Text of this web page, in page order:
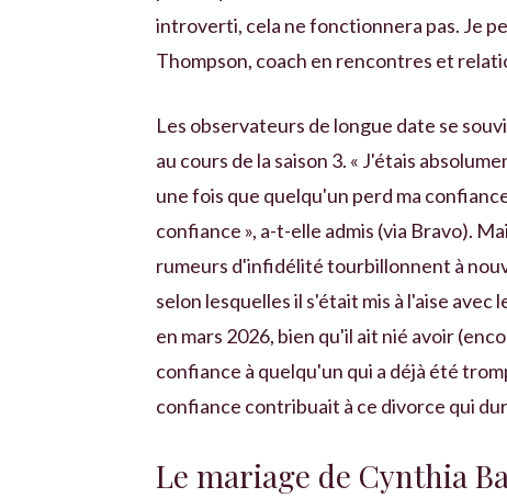
introverti, cela ne fonctionnera pas. Je
Thompson, coach en rencontres et
Les observateurs de longue date se
au cours de la saison 3. « J'étais
une fois que quelqu'un perd ma
confiance », a-t-elle admis (via Bravo).
rumeurs d'infidélité tourbillonnent à
selon lesquelles il s'était mis à l'aise
en mars 2026, bien qu'il ait nié avoir
confiance à quelqu'un qui a déjà été
confiance contribuait à ce divorce qui
Le mariage de Cynthia